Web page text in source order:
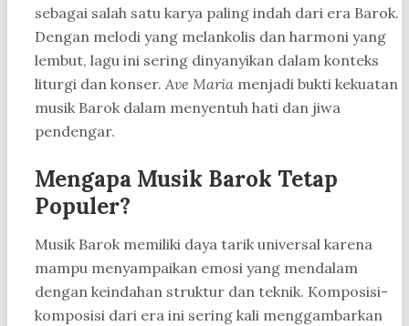
sebagai salah satu karya paling indah dari era Barok.
Dengan melodi yang melankolis dan harmoni yang
lembut, lagu ini sering dinyanyikan dalam konteks
liturgi dan konser. Ave Maria menjadi bukti kekuatan
musik Barok dalam menyentuh hati dan jiwa
pendengar.
Mengapa Musik Barok Tetap
Populer?
Musik Barok memiliki daya tarik universal karena
mampu menyampaikan emosi yang mendalam
dengan keindahan struktur dan teknik. Komposisi-
komposisi dari era ini sering kali menggambarkan